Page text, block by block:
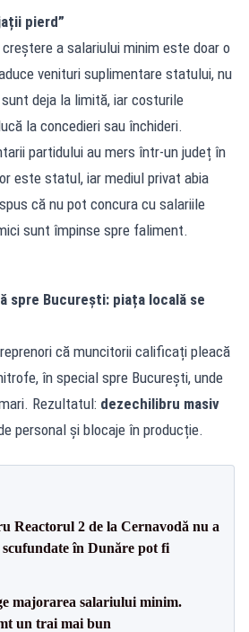
pierd”
a salariului minim este doar o
venituri suplimentare statului, nu
deja la limită, iar costurile
la concedieri sau închideri.
partidului au mers într-un județ în
este statul, iar mediul privat abia
că nu pot concura cu salariile
sunt împinse spre faliment.
spre București: piața locală se
că muncitorii calificați pleacă
în special spre București, unde
Rezultatul: dezechilibru masiv
personal și blocaje în producție.
Reactorul 2 de la Cernavodă nu a
în Dunăre pot fi
majorarea salariului minim.
un trai mai bun